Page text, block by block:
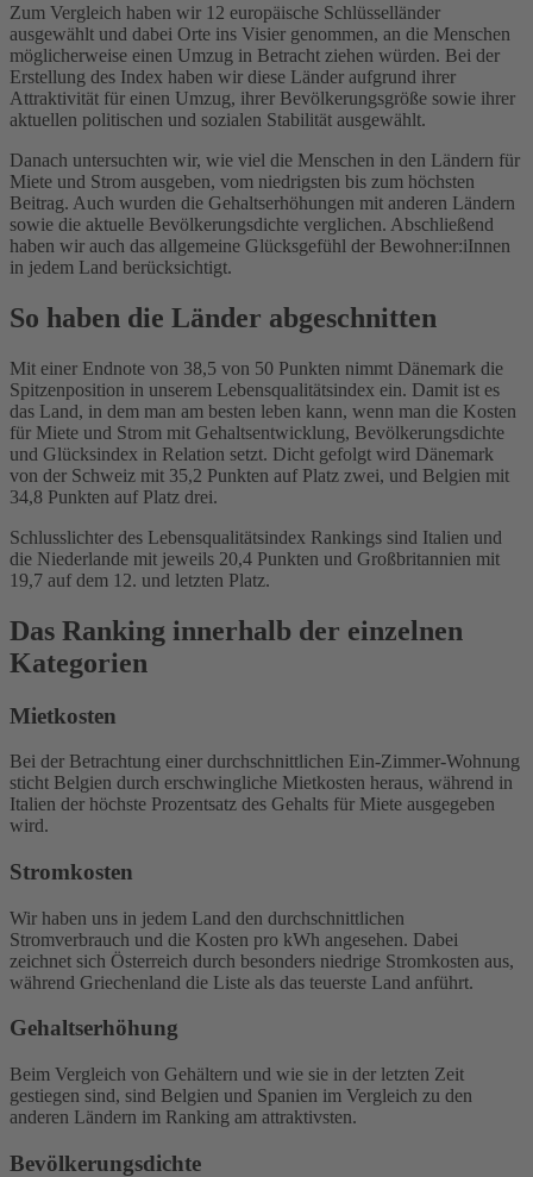
Zum Vergleich haben wir 12 europäische Schlüsselländer
ausgewählt und dabei Orte ins Visier genommen, an die Menschen
möglicherweise einen Umzug in Betracht ziehen würden. Bei der
Erstellung des Index haben wir diese Länder aufgrund ihrer
Attraktivität für einen Umzug, ihrer Bevölkerungsgröße sowie ihrer
aktuellen politischen und sozialen Stabilität ausgewählt.
Danach untersuchten wir, wie viel die Menschen in den Ländern für
Miete und Strom ausgeben, vom niedrigsten bis zum höchsten
Beitrag. Auch wurden die Gehaltserhöhungen mit anderen Ländern
sowie die aktuelle Bevölkerungsdichte verglichen. Abschließend
haben wir auch das allgemeine Glücksgefühl der Bewohner:iInnen
in jedem Land berücksichtigt.
So haben die Länder abgeschnitten
Mit einer Endnote von 38,5 von 50 Punkten nimmt Dänemark die
Spitzenposition in unserem Lebensqualitätsindex ein. Damit ist es
das Land, in dem man am besten leben kann, wenn man die Kosten
für Miete und Strom mit Gehaltsentwicklung, Bevölkerungsdichte
und Glücksindex in Relation setzt. Dicht gefolgt wird Dänemark
von der Schweiz mit 35,2 Punkten auf Platz zwei, und Belgien mit
34,8 Punkten auf Platz drei.
Schlusslichter des Lebensqualitätsindex Rankings sind Italien und
die Niederlande mit jeweils 20,4 Punkten und Großbritannien mit
19,7 auf dem 12. und letzten Platz.
Das Ranking innerhalb der einzelnen
Kategorien
Mietkosten
Bei der Betrachtung einer durchschnittlichen Ein-Zimmer-Wohnung
sticht Belgien durch erschwingliche Mietkosten heraus, während in
Italien der höchste Prozentsatz des Gehalts für Miete ausgegeben
wird.
Stromkosten
Wir haben uns in jedem Land den durchschnittlichen
Stromverbrauch und die Kosten pro kWh angesehen. Dabei
zeichnet sich Österreich durch besonders niedrige Stromkosten aus,
während Griechenland die Liste als das teuerste Land anführt.
Gehaltserhöhung
Beim Vergleich von Gehältern und wie sie in der letzten Zeit
gestiegen sind, sind Belgien und Spanien im Vergleich zu den
anderen Ländern im Ranking am attraktivsten.
Bevölkerungsdichte